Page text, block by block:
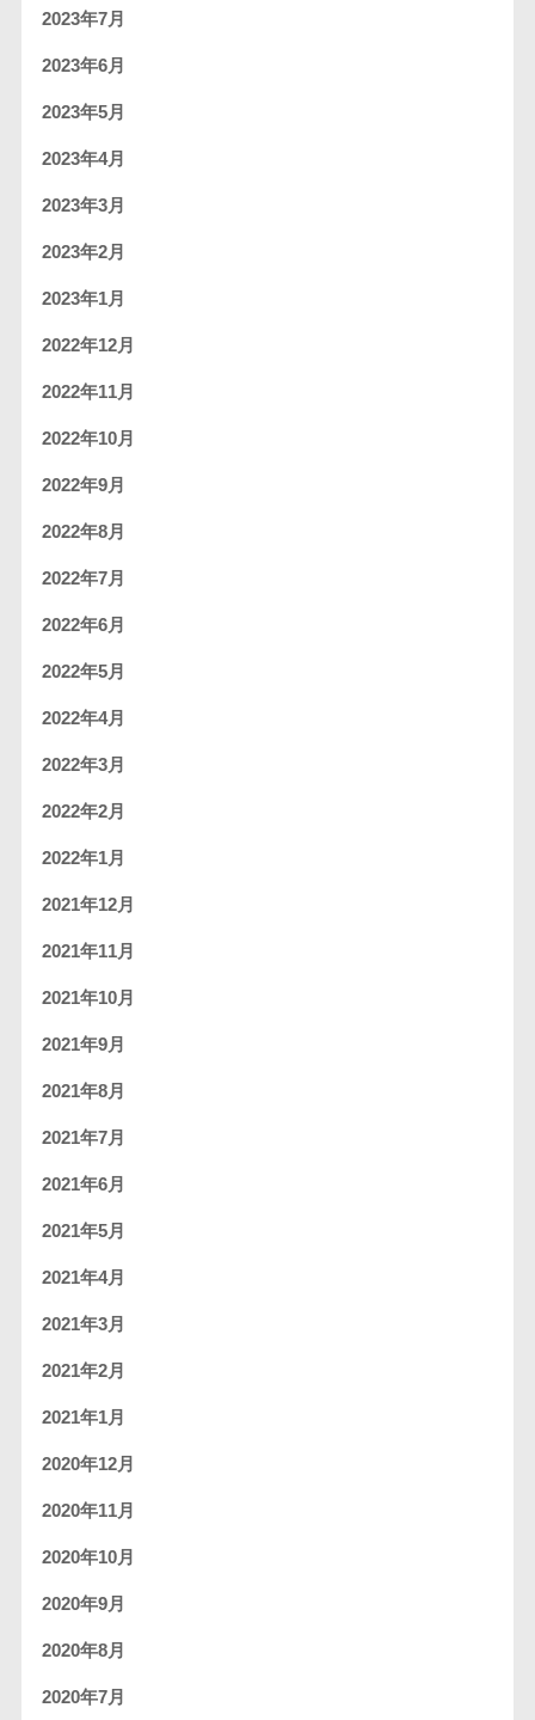
2023年7月
2023年6月
2023年5月
2023年4月
2023年3月
2023年2月
2023年1月
2022年12月
2022年11月
2022年10月
2022年9月
2022年8月
2022年7月
2022年6月
2022年5月
2022年4月
2022年3月
2022年2月
2022年1月
2021年12月
2021年11月
2021年10月
2021年9月
2021年8月
2021年7月
2021年6月
2021年5月
2021年4月
2021年3月
2021年2月
2021年1月
2020年12月
2020年11月
2020年10月
2020年9月
2020年8月
2020年7月